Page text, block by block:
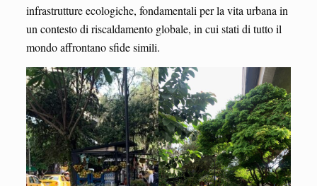
infrastrutture ecologiche, fondamentali per la vita urbana in
un contesto di riscaldamento globale, in cui stati di tutto il
mondo affrontano sfide simili.